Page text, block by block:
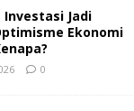
Jadi
Ekonomi
0